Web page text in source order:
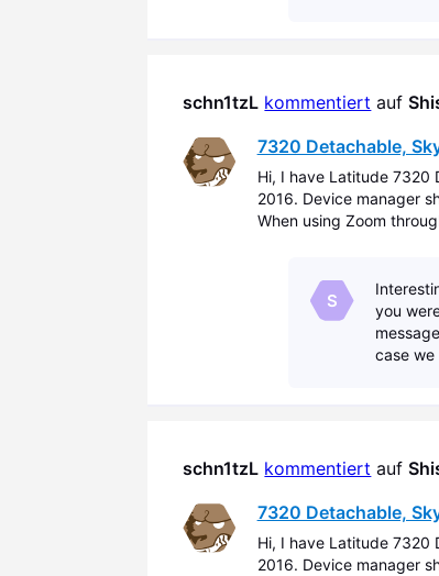
schn1tzL kommentiert auf
7320 Detachable,
Hi, I have Latitude 7320
2016. Device manager
When using Zoom
S
you
case
schn1tzL kommentiert auf
7320 Detachable,
Hi, I have Latitude 7320
2016. Device manager